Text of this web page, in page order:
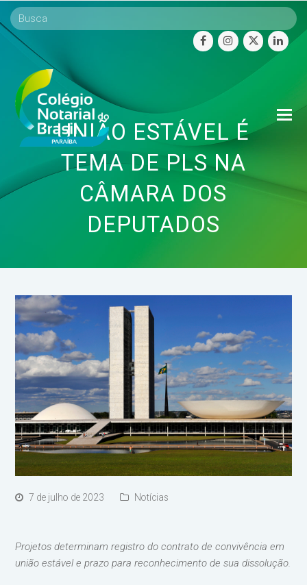
facebookinstagram
twitter
UNIÃO ESTÁVEL É
TEMA DE PLS NA
CÂMARA DOS
DEPUTADOS
7 de julho de 2023 Notícias
Projetos determinam registro do contrato de convivência em
união estável e prazo para reconhecimento de sua dissolução.